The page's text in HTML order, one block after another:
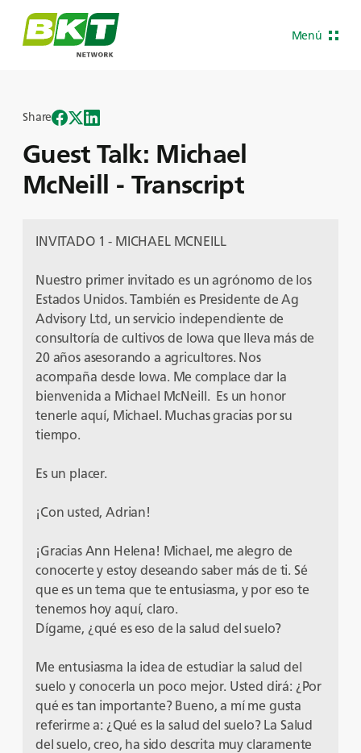
Menú
Guest Talk: Michael
McNeill - Transcript
Share
INVITADO 1 - MICHAEL MCNEILL
Nuestro primer invitado es un agrónomo de los
Estados Unidos. También es Presidente de Ag
Advisory Ltd, un servicio independiente de
consultoría de cultivos de Iowa que lleva más de
20 años asesorando a agricultores. Nos
acompaña desde Iowa. Me complace dar la
bienvenida a Michael McNeill. Es un honor
tenerle aquí, Michael. Muchas gracias por su
tiempo.
Es un placer.
¡Con usted, Adrian!
¡Gracias Ann Helena! Michael, me alegro de
conocerte y estoy deseando saber más de ti. Sé
que es un tema que te entusiasma, y por eso te
tenemos hoy aquí, claro.
Dígame, ¿qué es eso de la salud del suelo?
Me entusiasma la idea de estudiar la salud del
suelo y conocerla un poco mejor. Usted dirá: ¿Por
qué es tan importante? Bueno, a mí me gusta
referirme a: ¿Qué es la salud del suelo? La Salud
del suelo, creo, ha sido descrita muy claramente